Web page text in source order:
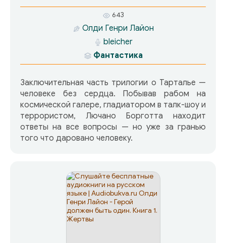
643
Олди Генри Лайон
bleicher
Фантастика
Заключительная часть трилогии о Тарталье —
человеке без сердца. Побывав рабом на
космической галере, гладиатором в талк-шоу и
террористом, Лючано Борготта находит
ответы на все вопросы — но уже за гранью
того что даровано человеку.